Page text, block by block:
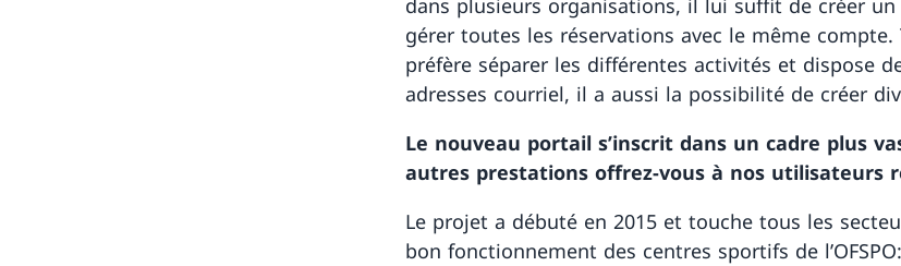
dans plusieurs organisations, il lui suffit de créer
gérer toutes les réservations avec le même compte.
préfère séparer les différentes activités et dispose
adresses courriel, il a aussi la possibilité de créer
Le nouveau portail s’inscrit dans un cadre plus
autres prestations offrez-vous à nos utilisateurs
Le projet a débuté en 2015 et touche tous les
bon fonctionnement des centres sportifs de